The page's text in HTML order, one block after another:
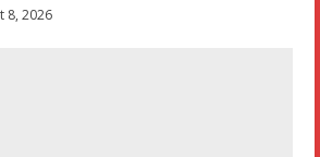
8, 2026